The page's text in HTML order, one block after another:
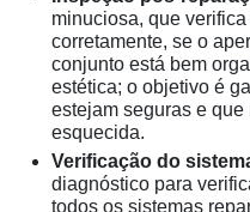
minuciosa, que
corretamente, se o
conjunto está bem
estética; o objetivo é
estejam seguras e
esquecida.
Verificação do
diagnóstico para
todos os sistemas